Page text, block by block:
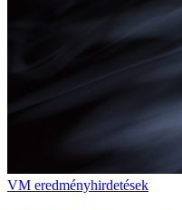
VM eredményhirdetések